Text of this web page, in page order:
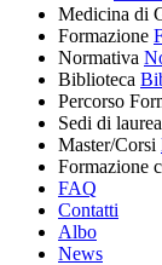
Medicina di
Formazione
Normativa
Biblioteca
Percorso
Sedi di laurea
Master/Corsi
Formazione
FAQ
Contatti
Albo
News